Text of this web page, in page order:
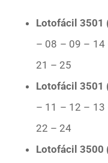
Lotofácil 3501
– 08 – 09 –
21 – 25
Lotofácil 3501
– 11 – 12 –
22 – 24
Lotofácil 3500